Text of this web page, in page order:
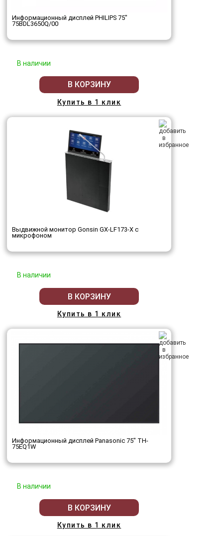
Информационный дисплей PHILIPS 75"
75BDL3650Q/00
В наличии
В КОРЗИНУ
Купить в 1 клик
Выдвижной монитор Gonsin GX-LF173-X с
микрофоном
В наличии
В КОРЗИНУ
Купить в 1 клик
Информационный дисплей Panasonic 75" TH-
75EQ1W
В наличии
В КОРЗИНУ
Купить в 1 клик